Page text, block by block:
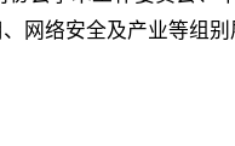
网络安全及产业等组别